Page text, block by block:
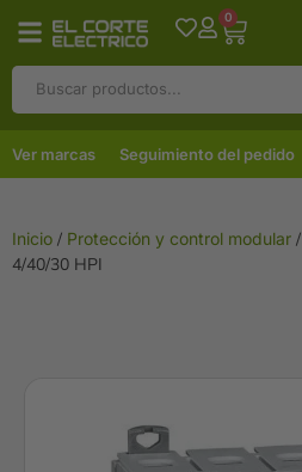
0
Ver marcas Seguimiento del pedido
Inicio / Protección y control modular /
4/40/30 HPI